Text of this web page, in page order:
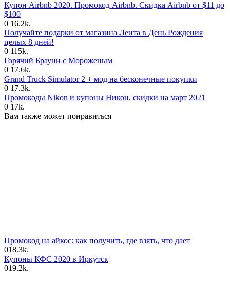
Купон Airbnb 2020. Промокод Airbnb. Скидка Airbnb от $11 до
$100
0 16.2k.
Получайте подарки от магазина Лента в День Рождения
целых 8 дней!
0 115k.
Горячий Брауни с Мороженым
0 17.6k.
Grand Truck Simulator 2 + мод на бесконечные покупки
0 17.3k.
Промокоды Nikon и купоны Никон, скидки на март 2021
0 17k.
Вам также может понравиться
Промокод на айкос: как получить, где взять, что дает
018.3k.
Купоны КФС 2020 в Иркутск
019.2k.